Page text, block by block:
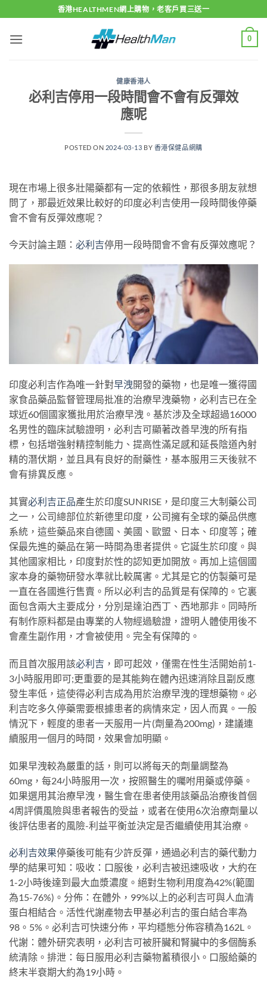
to
content
香港HEALTHMEN網上購物，老客戶買三送一
0
健康香港人
必利吉停用一段時間會不會有反彈效
應呢
POSTED ON 2024-03-13 BY 香港保健品網購
現在市場上很多壯陽藥都有一定的依賴性，那很多朋友就想
問了，那最近效果比較好的印度必利吉使用一段時間後停藥
會不會有反彈效應呢？
今天討論主題： 必利吉停用一段時間會不會有反彈效應呢？
印度必利吉作為唯一針對早洩開發的藥物，也是唯一獲得國
家食品藥品監督管理局批准的治療早洩藥物，必利吉已在全
球近60個國家獲批用於治療早洩。基於涉及全球超過16000
名男性的臨床試驗證明，必利吉可顯著改善早洩的所有指
標，包括增強射精控制能力、提高性滿足感和延長陰道內射
精的潛伏期，並且具有良好的耐藥性，基本服用三天後就不
會有排異反應。
其實必利吉正品產生於印度SUNRISE，是印度三大制藥公司
之一，公司總部位於新德里印度，公司擁有全球的藥品供應
系統，這些藥品來自德國、美國、歐盟、日本、印度等；確
保最先進的藥品在第一時間為患者提供。它誕生於印度。與
其他國家相比，印度對於性的認知更加開放。再加上這個國
家本身的藥物研發水準就比較厲害。尤其是它的仿製藥可是
一直在各國進行售賣。所以必利吉的品質是有保障的。它裏
面包含兩大主要成分，分別是達泊西丁、西地那非。同時所
有制作原料都是由專業的人物經過驗證，證明人體使用後不
會產生副作用，才會被使用。完全有保障的。
而且首次服用該必利吉 ，即可起效，僅需在性生活開始前1-
3小時服用即可;更重要的是其能夠在體內迅速消除且副反應
發生率低，這使得必利吉成為用於治療早洩的理想藥物。必
利吉吃多久停藥需要根據患者的病情來定，因人而異。一般
情況下，輕度的患者一天服用一片(劑量為200mg)，建議連
續服用一個月的時間，效果會加明顯。
如果早洩較為嚴重的話，則可以將每天的劑量調整為
60mg，每24小時服用一次，按照醫生的囑咐用藥或停藥。
如果選用其治療早洩，醫生會在患者使用該藥品治療後首個
4周評價風險與患者報告的受益，或者在使用6次治療劑量以
後評估患者的風險-利益平衡並決定是否繼續使用其治療。
必利吉效果停藥後可能有少許反彈，通過必利吉的藥代動力
學的結果可知：吸收：口服後，必利吉被迅速吸收，大約在
1-2小時後達到最大血漿濃度。絕對生物利用度為42%(範圍
為15-76%)。分佈：在體外，99%以上的必利吉可與人血清
蛋白相結合。活性代謝產物去甲基必利吉的蛋白結合率為
98。5%。必利吉可快速分佈，平均穩態分佈容積為162L。
代謝：體外研究表明，必利吉可被肝臟和腎臟中的多個酶系
統清除。排泄：每日服用必利吉藥物蓄積很小。口服給藥的
終末半衰期大約為19小時。